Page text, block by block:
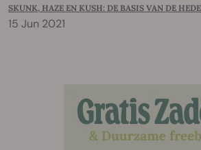
SKUNK, HAZE EN KUSH: DE BASIS VAN DE
15 Jun 2021